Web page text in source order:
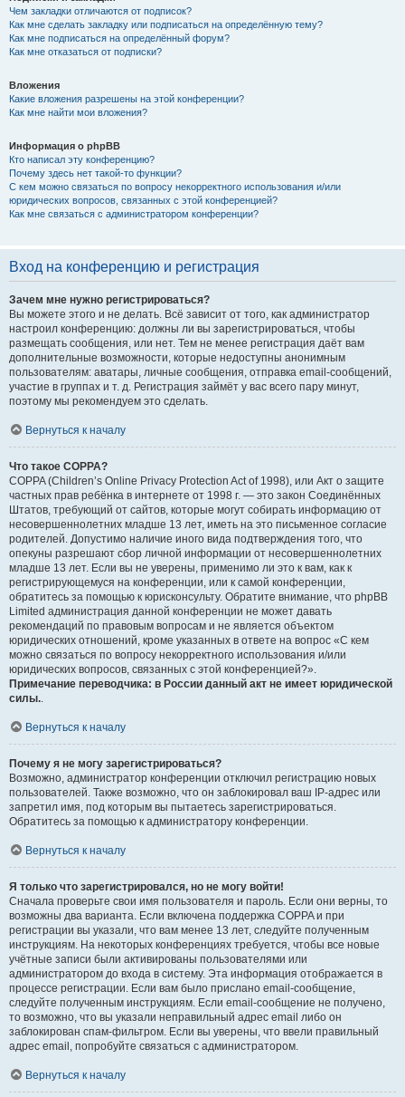
Чем закладки отличаются от подписок?
Как мне сделать закладку или подписаться на определённую тему?
Как мне подписаться на определённый форум?
Как мне отказаться от подписки?
Вложения
Какие вложения разрешены на этой конференции?
Как мне найти мои вложения?
Информация о phpBB
Кто написал эту конференцию?
Почему здесь нет такой-то функции?
С кем можно связаться по вопросу некорректного использования и/или
юридических вопросов, связанных с этой конференцией?
Как мне связаться с администратором конференции?
Вход на конференцию и регистрация
Зачем мне нужно регистрироваться?
Вы можете этого и не делать. Всё зависит от того, как администратор
настроил конференцию: должны ли вы зарегистрироваться, чтобы
размещать сообщения, или нет. Тем не менее регистрация даёт вам
дополнительные возможности, которые недоступны анонимным
пользователям: аватары, личные сообщения, отправка email-сообщений,
участие в группах и т. д. Регистрация займёт у вас всего пару минут,
поэтому мы рекомендуем это сделать.
Вернуться к началу
Что такое COPPA?
COPPA (Children’s Online Privacy Protection Act of 1998), или Акт о защите
частных прав ребёнка в интернете от 1998 г. — это закон Соединённых
Штатов, требующий от сайтов, которые могут собирать информацию от
несовершеннолетних младше 13 лет, иметь на это письменное согласие
родителей. Допустимо наличие иного вида подтверждения того, что
опекуны разрешают сбор личной информации от несовершеннолетних
младше 13 лет. Если вы не уверены, применимо ли это к вам, как к
регистрирующемуся на конференции, или к самой конференции,
обратитесь за помощью к юрисконсульту. Обратите внимание, что phpBB
Limited администрация данной конференции не может давать
рекомендаций по правовым вопросам и не является объектом
юридических отношений, кроме указанных в ответе на вопрос «С кем
можно связаться по вопросу некорректного использования и/или
юридических вопросов, связанных с этой конференцией?».
Примечание переводчика: в России данный акт не имеет юридической
силы..
Вернуться к началу
Почему я не могу зарегистрироваться?
Возможно, администратор конференции отключил регистрацию новых
пользователей. Также возможно, что он заблокировал ваш IP-адрес или
запретил имя, под которым вы пытаетесь зарегистрироваться.
Обратитесь за помощью к администратору конференции.
Вернуться к началу
Я только что зарегистрировался, но не могу войти!
Сначала проверьте свои имя пользователя и пароль. Если они верны, то
возможны два варианта. Если включена поддержка COPPA и при
регистрации вы указали, что вам менее 13 лет, следуйте полученным
инструкциям. На некоторых конференциях требуется, чтобы все новые
учётные записи были активированы пользователями или
администратором до входа в систему. Эта информация отображается в
процессе регистрации. Если вам было прислано email-сообщение,
следуйте полученным инструкциям. Если email-сообщение не получено,
то возможно, что вы указали неправильный адрес email либо он
заблокирован спам-фильтром. Если вы уверены, что ввели правильный
адрес email, попробуйте связаться с администратором.
Вернуться к началу